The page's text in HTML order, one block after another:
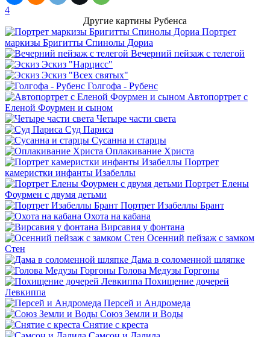
4
Другие картины Рубенса
Портрет
маркизы Бригитты Спинолы Дориа
Вечерний пейзаж с телегой
Эскиз "Нарцисс"
Эскиз "Всех святых"
Голгофа - Рубенс
Автопортрет с
Еленой Фоурмен и сыном
Четыре части света
Суд Париса
Сусанна и старцы
Оплакивание Христа
Портрет
камеристки инфанты Изабеллы
Портрет Елены
Фоурмен с двумя детьми
Портрет Изабеллы Брант
Охота на кабана
Вирсавия у фонтана
Осенний пейзаж с замком
Стен
Дама в соломенной шляпке
Голова Медузы Горгоны
Похищение дочерей
Левкиппа
Персей и Андромеда
Союз Земли и Воды
Снятие с креста